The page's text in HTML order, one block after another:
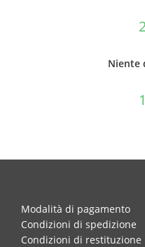
Niente
Modalità di pagamento
Condizioni di spedizione
Condizioni di restituzione